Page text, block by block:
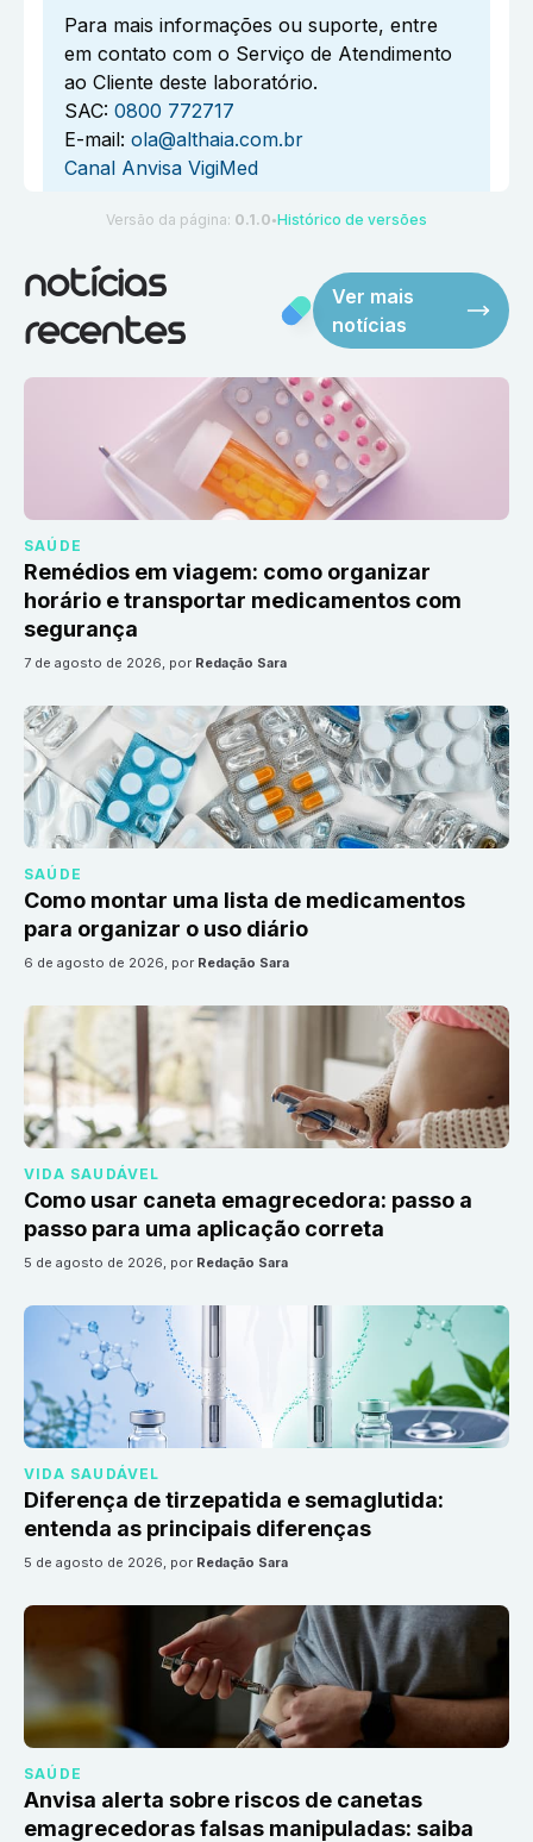
Para mais informações ou suporte, entre
em contato com o Serviço de Atendimento
ao Cliente deste laboratório.
SAC: 0800 772717
E-mail: ola@althaia.com.br
Canal Anvisa VigiMed
Versão da página: 0.1.0 ●Histórico de versões
notícias
recentes
Ver mais
notícias
SAÚDE
Remédios em viagem: como organizar
horário e transportar medicamentos com
segurança
7 de agosto de 2026, por Redação Sara
SAÚDE
Como montar uma lista de medicamentos
para organizar o uso diário
6 de agosto de 2026, por Redação Sara
VIDA SAUDÁVEL
Como usar caneta emagrecedora: passo a
passo para uma aplicação correta
5 de agosto de 2026, por Redação Sara
VIDA SAUDÁVEL
Diferença de tirzepatida e semaglutida:
entenda as principais diferenças
5 de agosto de 2026, por Redação Sara
SAÚDE
Anvisa alerta sobre riscos de canetas
emagrecedoras falsas manipuladas: saiba